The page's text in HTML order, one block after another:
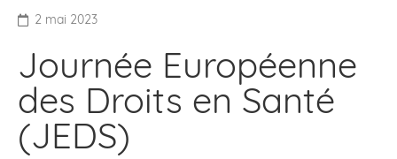
2 mai 2023
Journée Européenne
des Droits en Santé
(JEDS)